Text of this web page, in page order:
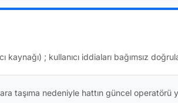
kaynağı) ; kullanıcı iddiaları bağımsız
taşıma nedeniyle hattın güncel operatörü